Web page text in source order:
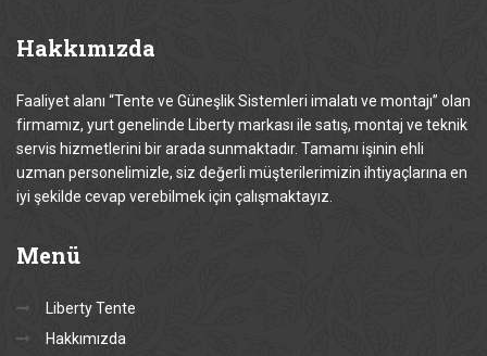
Hakkımızda
Faaliyet alanı “Tente ve Güneşlik Sistemleri imalatı ve montajı” olan
firmamız, yurt genelinde Liberty markası ile satış, montaj ve teknik
servis hizmetlerini bir arada sunmaktadır. Tamamı işinin ehli
uzman personelimizle, siz değerli müşterilerimizin ihtiyaçlarına en
iyi şekilde cevap verebilmek için çalışmaktayız.
Menü
Liberty Tente
Hakkımızda